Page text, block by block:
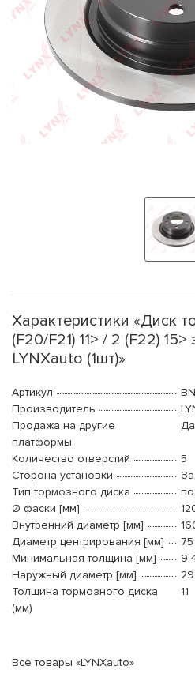
Характеристики «Диск
(F20/F21) 11> / 2 (F22) 15>
LYNXauto (1шт)»
Артикул
Производитель
Продажа на другие
платформы
Да
Количество отверстий
5
Сторона установки
Тип тормозного диска
Ø фаски [мм]
Внутренний диаметр [мм]
Диаметр центрирования [мм]
75
Минимальная толщина [мм]
Наружный диаметр [мм]
Толщина тормозного диска
(мм)
11
Все товары «LYNXauto»